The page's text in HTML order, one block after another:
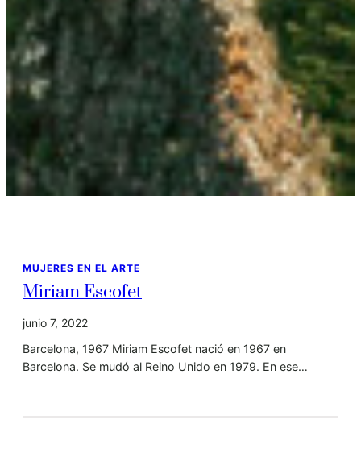
MUJERES EN EL ARTE
Miriam Escofet
junio 7, 2022
Barcelona, 1967 Miriam Escofet nació en 1967 en
Barcelona. Se mudó al Reino Unido en 1979. En ese…